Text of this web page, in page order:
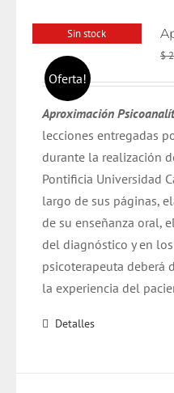
Sin stock
Oferta!
$
Aproximación
lecciones entregadas
durante la realización
Pontificia Universidad
largo de sus páginas,
de su enseñanza oral,
del diagnóstico y en
psicoterapeuta deberá
la experiencia del
Detalles